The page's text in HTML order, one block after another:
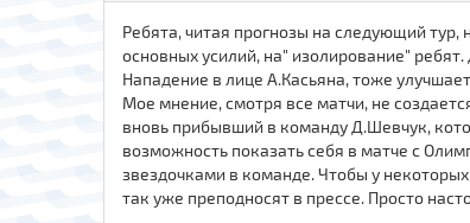
Ребята, читая прогнозы на следующий тур,
основных усилий, на" изолирование"
Нападение в лице А.Касьяна, тоже
Мое мнение, смотря все матчи, не
вновь прибывший в команду Д.Шевчук,
возможность показать себя в матче с
звездочками в команде. Чтобы у
так уже преподносят в прессе. Просто